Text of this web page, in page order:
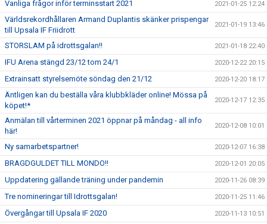
Vanliga frågor inför terminsstart 2021 2021-01-25 12:24
Världsrekordhållaren Armand Duplantis skänker prispengar
till Upsala IF Friidrott
2021-01-19 13:46
STORSLAM på idrottsgalan!! 2021-01-18 22:40
IFU Arena stängd 23/12 tom 24/1 2020-12-22 20:15
Extrainsatt styrelsemöte söndag den 21/12 2020-12-20 18:17
Äntligen kan du beställa våra klubbkläder online! Mössa på
köpet!*
2020-12-17 12:35
Anmälan till vårterminen 2021 öppnar på måndag - all info
här!
2020-12-08 10:01
Ny samarbetspartner! 2020-12-07 16:38
BRAGDGULDET TILL MONDO!! 2020-12-01 20:05
Uppdatering gällande träning under pandemin 2020-11-26 08:39
Tre nomineringar till Idrottsgalan! 2020-11-25 11:46
Övergångar till Upsala IF 2020 2020-11-13 10:51